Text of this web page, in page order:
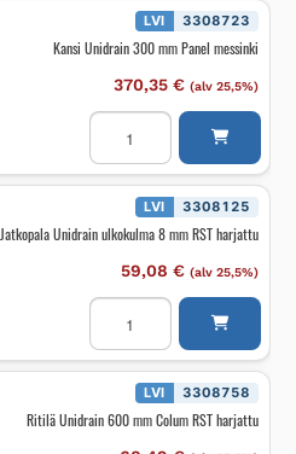
LVI 3308723
Kansi Unidrain 300 mm Panel messinki
370,35 € (alv 25,5%)
Kansi
Unidrain
mm
Panel
messinki
määrä
LVI 3308125
Jatkopala Unidrain ulkokulma 8 mm RST harjattu
59,08 € (alv 25,5%)
Jatkopala
Unidrain
ulkokulma
8
mm
harjattu
määrä
LVI 3308758
Ritilä Unidrain 600 mm Colum RST harjattu